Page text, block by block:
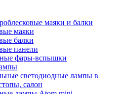
маяки и балки
маяки
балки
панели
фары-вспышки
светодиодные лампы в
салон